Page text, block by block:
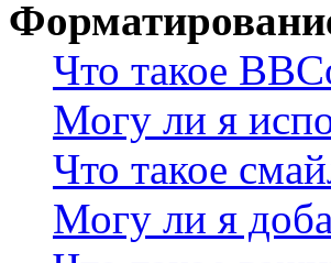
Что такое
Могу ли я
Что такое
Могу ли я